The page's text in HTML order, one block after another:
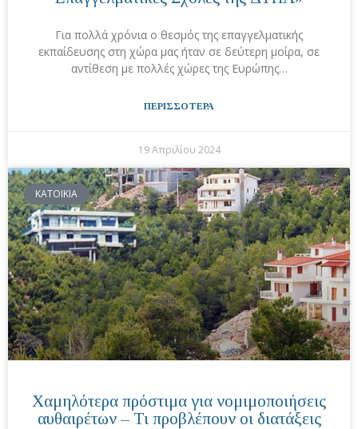
Για πολλά χρόνια ο θεσμός της επαγγελματικής
εκπαίδευσης στη χώρα μας ήταν σε δεύτερη μοίρα, σε
αντίθεση με πολλές χώρες της Ευρώπης…
ΠΕΡΙΣΣΟΤΕΡΑ
19 Απριλίου 2024
ΚΑΤΟΙΚΙΑ
Χαμηλότερα πρόστιμα για νομιμοποιήσεις
αυθαιρέτων – Τι προβλέπουν οι διατάξεις